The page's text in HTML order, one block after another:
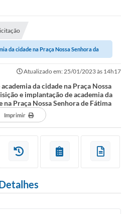
da cidade na Praça Nossa Senhora da
Atualizado em: 25/01/2023 às 14h17
da cidade na Praça Nossa
e implantação de academia da
na Praça Nossa Senhora de Fátima
Imprimir